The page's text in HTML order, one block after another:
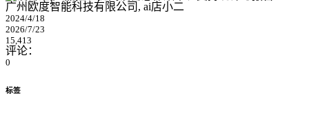
广州欧度智能科技有限公司, ai店小二
2024/4/18
2026/7/23
15,413
评论：
0
标签